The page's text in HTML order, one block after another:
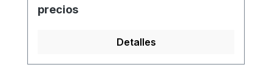
precios
Detalles